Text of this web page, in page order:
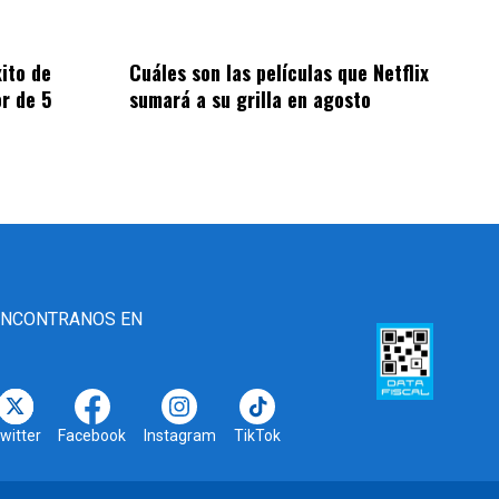
de
de 5
Cuáles son las películas que Netflix
sumará a su grilla en agosto
EN
Facebook Instagram TikTok